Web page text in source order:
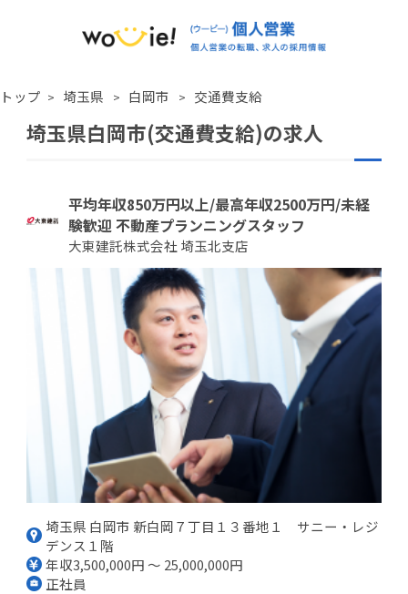
トップ 埼玉県 白岡市 交通費支給
埼玉県白岡市(交通費支給)の求人
平均年収850万円以上/最高年収2500万円/未経
験歓迎 不動産プランニングスタッフ
大東建託株式会社 埼玉北支店
埼玉県 白岡市 新白岡７丁目１３番地１ サニー・レジ
デンス１階
年収3,500,000円 ～ 25,000,000円
正社員